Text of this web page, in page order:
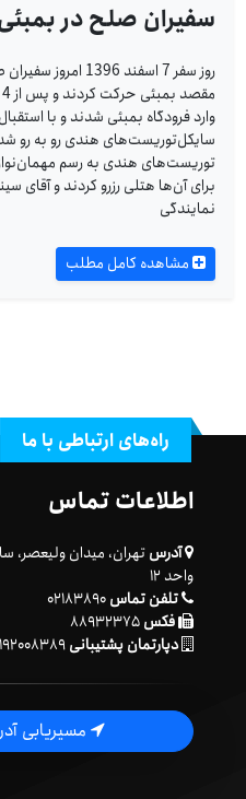
سفیران صلح در بمبئی
روز سفر 7 اسفند 1396
وارد فرودگاه بمبئی شدند و با استقبال
سایکل‌توریست‌های‌ هندی رو به رو
توریست‌های هندی به رسم
برای آن‌ها هتلی رزرو کردند و آقای
نمایندگی
مشاهده کامل مطلب
راه‌های ارتباطی با ما
اطلاعات تماس
آدرس
واحد ۱۲
تلفن تماس۰۲۱۸۳۸۹۰
فکس۸۸۹۳۲۳۷۵
دپارتمان پشتیبانی
مسیریابی